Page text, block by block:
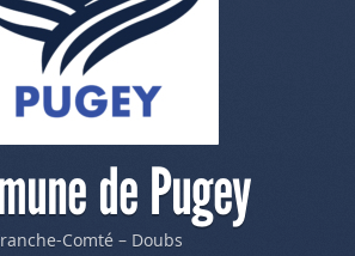
de Pugey
Comté – Doubs